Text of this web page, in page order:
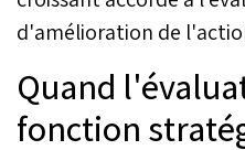
d'amélioration de
Quand
fonction